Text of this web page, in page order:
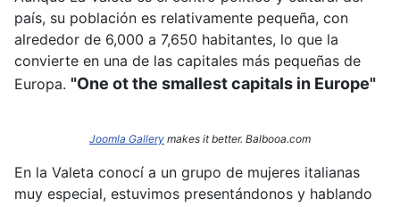
país, su población es relativamente pequeña, con
alrededor de 6,000 a 7,650 habitantes, lo que la
convierte en una de las capitales más pequeñas de
Europa. "One ot the smallest capitals in Europe"
Joomla Gallery makes it better. Balbooa.com
En la Valeta conocí a un grupo de mujeres italianas
muy especial, estuvimos presentándonos y hablando